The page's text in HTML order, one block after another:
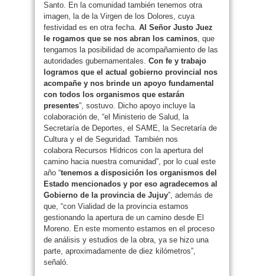
Santo. En la comunidad también tenemos otra
imagen, la de la Virgen de los Dolores, cuya
festividad es en otra fecha. Al Señor Justo Juez
le rogamos que se nos abran los caminos, que
tengamos la posibilidad de acompañamiento de las
autoridades gubernamentales. Con fe y trabajo
logramos que el actual gobierno provincial nos
acompañe y nos brinde un apoyo fundamental
con todos los organismos que estarán
presentes”, sostuvo. Dicho apoyo incluye la
colaboración de, “el Ministerio de Salud, la
Secretaría de Deportes, el SAME, la Secretaría de
Cultura y el de Seguridad. También nos
colabora Recursos Hídricos con la apertura del
camino hacia nuestra comunidad”, por lo cual este
año “tenemos a disposición los organismos del
Estado mencionados y por eso agradecemos al
Gobierno de la provincia de Jujuy”, además de
que, “con Vialidad de la provincia estamos
gestionando la apertura de un camino desde El
Moreno. En este momento estamos en el proceso
de análisis y estudios de la obra, ya se hizo una
parte, aproximadamente de diez kilómetros”,
señaló.